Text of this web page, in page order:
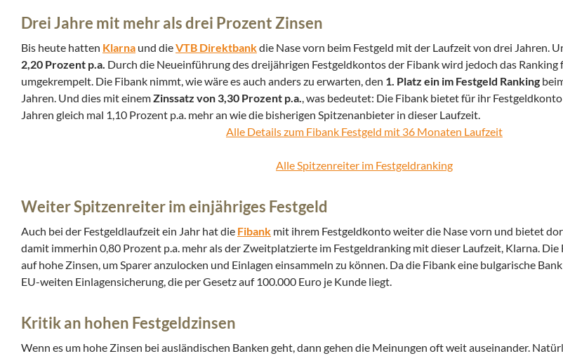
Drei Jahre mit mehr als drei Prozent Zinsen
Bis heute hatten Klarna und dieVTB Direktbankdie Nase vorn beim Festgeld mit der Laufzeit von drei Jahren.
2,20 Prozent p.a. Durch die Neueinführung des dreijährigen Festgeldkontos der Fibank wird jedoch das Ranking
umgekrempelt. Die Fibank nimmt, wie wäre es auch anders zu erwarten, den 1. Platz ein im Festgeld Ranking
Jahren. Und dies mit einemZinssatz von 3,30 Prozent p.a., was bedeutet: Die Fibank bietet für ihr
Jahren gleich mal 1,10 Prozent p.a. mehr an wie die bisherigen Spitzenanbieter in dieser Laufzeit.
Alle Details zum Fibank Festgeld mit 36 Monaten Laufzeit
Alle Spitzenreiter im Festgeldranking
Weiter Spitzenreiter im einjähriges Festgeld
Auch bei der Festgeldlaufzeit ein Jahr hat die Fibank mit ihrem Festgeldkonto weiter die Nase vorn und bietet
damit immerhin 0,80 Prozent p.a. mehr als der Zweitplatzierte im Festgeldranking mit dieser Laufzeit, Klarna.
auf hohe Zinsen, um Sparer anzulocken und Einlagen einsammeln zu können. Da die Fibank eine bulgarische
EU-weiten Einlagensicherung, die per Gesetz auf 100.000 Euro je Kunde liegt.
Kritik an hohen Festgeldzinsen
Wenn es um hohe Zinsen bei ausländischen Banken geht, dann gehen die Meinungen oft weit auseinander.